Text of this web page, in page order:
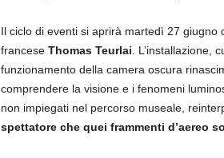
Il ciclo di eventi si aprirà martedì 27 giugno
francese Thomas Teurlai .
funzionamento della camera oscura
comprendere la visione e i fenomeni
non impiegati nel percorso museale,
spettatore che quei frammenti d’aereo